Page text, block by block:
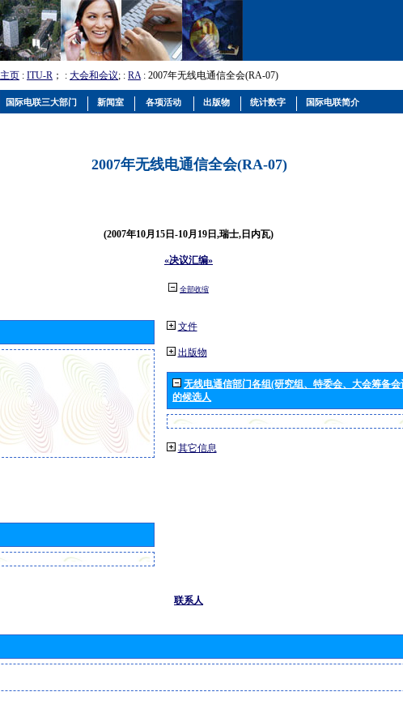
主页 : ITU-R ； : 大会和会议; : RA: 2007年无线电通信全会(RA-07)
2007年无线电通信全会(RA-07)
(2007年10月15日-10月19日,瑞士,日内瓦)
«决议汇编»
全部收缩
文件
出版物
无线电通信部门各组(研究组、特委会、大会筹备
的候选人
其它信息
联系人
国际电联三大部门 新闻室 各项活动 出版物 统计数字 国际电联简介